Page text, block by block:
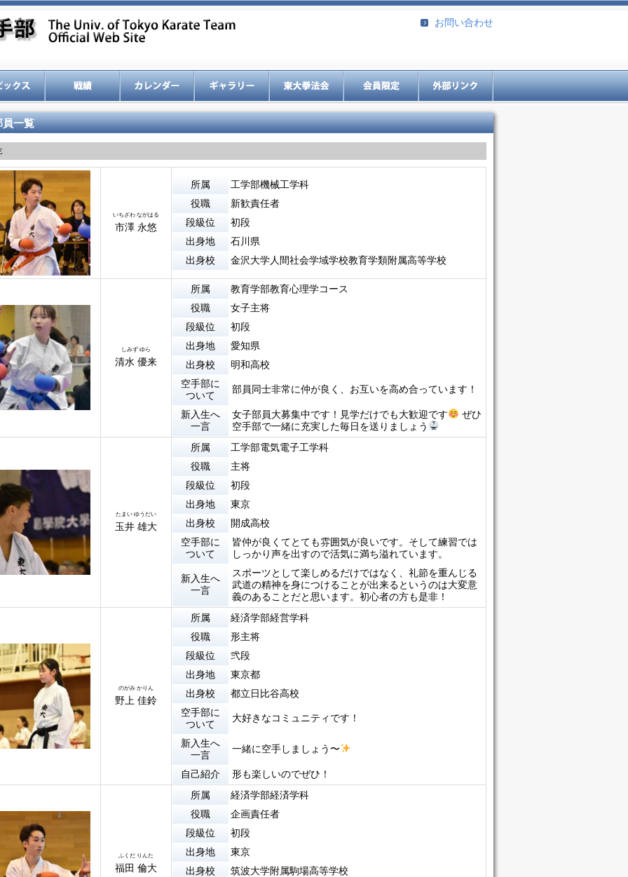
お問い合わせ
員一覧
いちざわ ながはる
市澤 永悠
所属
工学部機械工学科
役職
新歓責任者
段級位
初段
出身地
石川県
出身校
金沢大学人間社会学域学校教育学類附属高等学校
しみず ゆら
清水 優来
所属
教育学部教育心理学コース
役職
女子主将
段級位
初段
出身地
愛知県
出身校
明和高校
空手部に
ついて
部員同士非常に仲が良く、お互いを高め合っています！
新入生へ
一言
女子部員大募集中です！見学だけでも大歓迎です
ぜひ
空手部で一緒に充実した毎日を送りましょう
たまい ゆうだい
玉井 雄大
所属
工学部電気電子工学科
役職
主将
段級位
初段
出身地
東京
出身校
開成高校
空手部に
ついて
皆仲が良くてとても雰囲気が良いです。そして練習では
しっかり声を出すので活気に満ち溢れています。
新入生へ
一言
スポーツとして楽しめるだけではなく、礼節を重んじる
武道の精神を身につけることが出来るというのは大変意
義のあることだと思います。初心者の方も是非！
のがみ かりん
野上 佳鈴
所属
経済学部経営学科
役職
形主将
段級位
弐段
出身地
東京都
出身校
都立日比谷高校
空手部に
ついて
大好きなコミュニティです！
新入生へ
一言
一緒に空手しましょう〜
自己紹介 形も楽しいのでぜひ！
ふくだ りんた
福田 倫大
所属
経済学部経済学科
役職
企画責任者
段級位
初段
出身地
東京
出身校
筑波大学附属駒場高等学校